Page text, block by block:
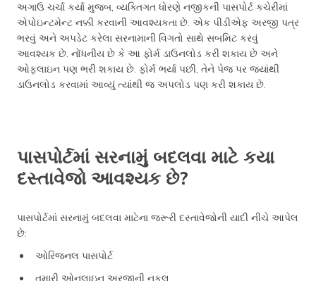
અગાઉ ચર્ચા કર્યા મુજબ, વ્યક્તિગત ધોરણે નજીકની પાસપોર્ટ કચેરીમાં
એપોઇન્ટમેન્ટ નક્કી કરવાની આવશ્યકતા છે. એક પીડીએફ અરજી પત્ર
ભરવું અને અપડેટ કરેલા સરનામાની વિગતો સાથે સબમિટ કરવું
આવશ્યક છે. નોંધનીય છે કે આ ફોર્મ ડાઉનલોડ કરી શકાય છે અને
ઓફલાઇન પણ ભરી શકાય છે. ફોર્મ ભર્યા પછી, તેને પેજ પર જ્યાંથી
ડાઉનલોડ કરવામાં આવ્યું ત્યાંથી જ અપલોડ પણ કરી શકાય છે.
પાસપોર્ટમાં સરનામું બદલવા માટે કયા
દસ્તાવેજો આવશ્યક છે?
પાસપોર્ટમાં સરનામું બદલવા માટેના જરૂરી દસ્તાવેજોની યાદી નીચે આપેલ
છે:
ઓરિજનલ પાસપોર્ટ
તમારી ઓનલાઇન અરજીની નકલ